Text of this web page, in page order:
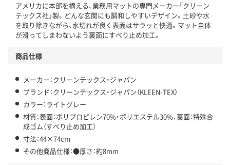
アメリカに本部を構える、業務用マットの専門メーカー「クリーン
テックス社」製。どんな玄関にも調和しやすいデザイン。土砂や水
を取り除きながら、水切れが良く表面はサラッと快適。マット自体
が滑ってしまわないよう裏面にすべり止め加工。
商品仕様
メーカー：クリーンテックス・ジャパン
ブランド：クリーンテックス・ジャパン（KLEEN-TEX）
カラー：ライトグレー
材質：表面：ポリプロピレン70%・ポリエステル30%、裏面：特殊合
成ゴム（すべり止め加工）
寸法：44×74cm
その他商品仕様：●厚さ：約8mm